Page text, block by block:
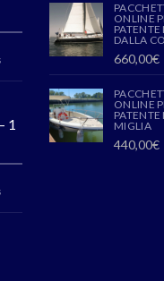
1
ONLINE
DALLA
660,00€
ONLINE
MIGLIA
440,00€